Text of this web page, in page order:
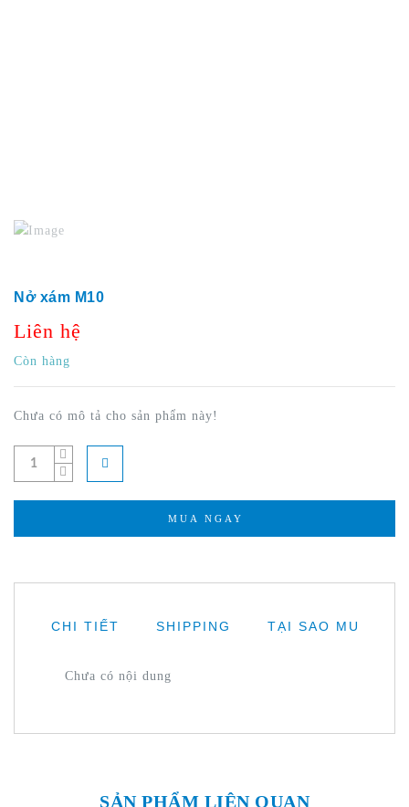
Nở xám M10
Liên hệ
Còn hàng
Chưa có mô tả cho sản phẩm này!
MUA NGAY
CHI TIẾT SHIPPING TẠI SAO MUA
Chưa có nội dung
SẢN PHẨM LIÊN QUAN